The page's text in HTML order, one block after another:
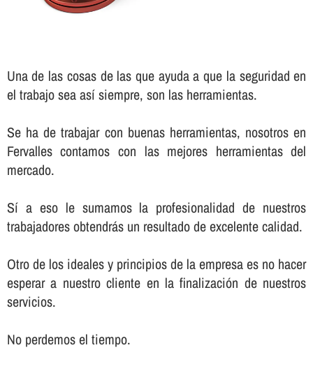
Una de las cosas de las que ayuda a que la seguridad en
el trabajo sea así­ siempre, son las herramientas.
Se ha de trabajar con buenas herramientas, nosotros en
Fervalles contamos con las mejores herramientas del
mercado.
Sí­ a eso le sumamos la profesionalidad de nuestros
trabajadores obtendrás un resultado de excelente calidad.
Otro de los ideales y principios de la empresa es no hacer
esperar a nuestro cliente en la finalización de nuestros
servicios.
No perdemos el tiempo.